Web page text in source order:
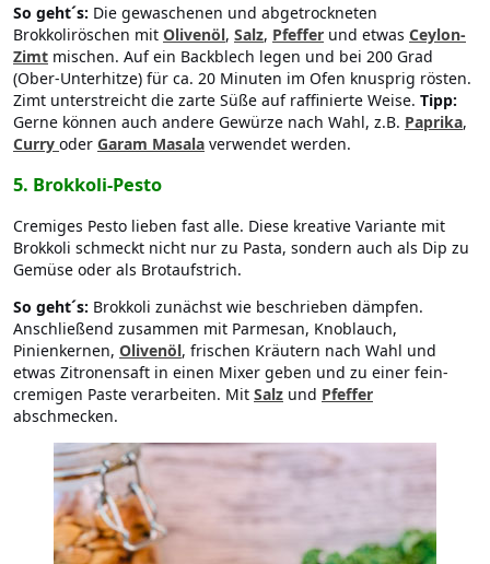
So geht´s: Die gewaschenen und abgetrockneten
Brokkoliröschen mit Olivenöl, Salz, Pfeffer und etwas Ceylon-
Zimt mischen. Auf ein Backblech legen und bei 200 Grad
(Ober-Unterhitze) für ca. 20 Minuten im Ofen knusprig rösten.
Zimt unterstreicht die zarte Süße auf raffinierte Weise. Tipp:
Gerne können auch andere Gewürze nach Wahl, z.B. Paprika,
Curry oder Garam Masala verwendet werden.
5. Brokkoli-Pesto
Cremiges Pesto lieben fast alle. Diese kreative Variante mit
Brokkoli schmeckt nicht nur zu Pasta, sondern auch als Dip zu
Gemüse oder als Brotaufstrich.
So geht´s: Brokkoli zunächst wie beschrieben dämpfen.
Anschließend zusammen mit Parmesan, Knoblauch,
Pinienkernen, Olivenöl, frischen Kräutern nach Wahl und
etwas Zitronensaft in einen Mixer geben und zu einer fein-
cremigen Paste verarbeiten. Mit Salz und Pfeffer
abschmecken.